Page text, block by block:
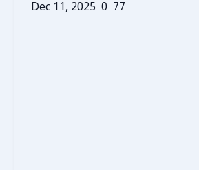
Dec 11, 2025 0 77